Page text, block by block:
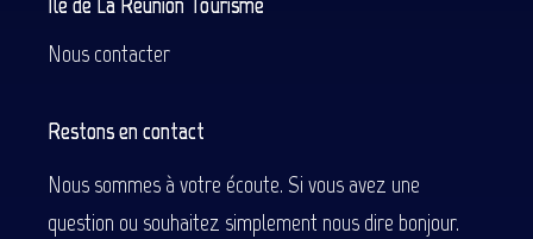
Nous contacter
Restons en contact
Nous sommes à votre écoute. Si vous avez une
question ou souhaitez simplement nous dire bonjour.